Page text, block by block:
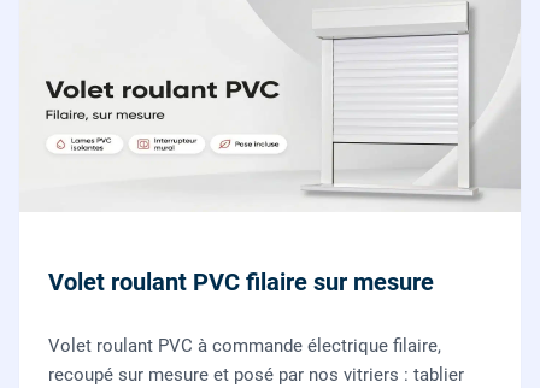
Volet roulant PVC filaire sur mesure
Volet roulant PVC à commande électrique filaire,
recoupé sur mesure et posé par nos vitriers : tablier